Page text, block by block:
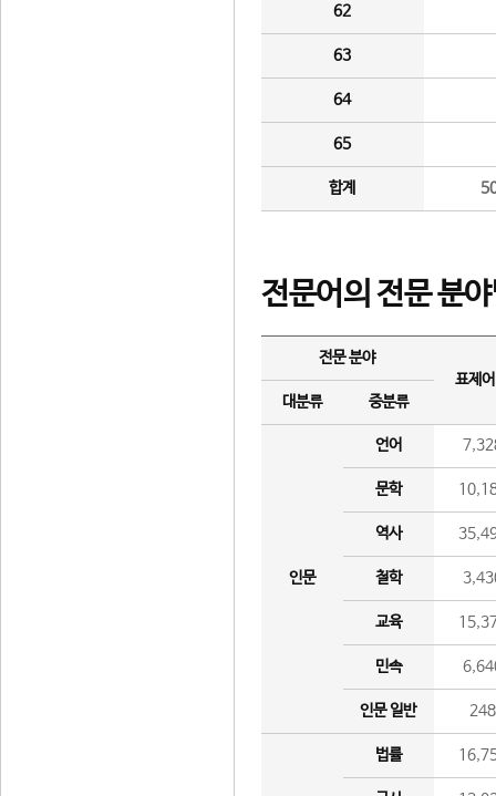
62
63
64
65
합계
전문어의 전문 분
전문 분야
표제
대분류
중분류
인문
언어
문학
역사
철학
교육
민속
인문 일반 248
법률